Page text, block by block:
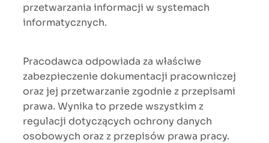
przetwarzania informacji w systemach
informatycznych.
Pracodawca odpowiada za właściwe
zabezpieczenie dokumentacji pracowniczej
oraz jej przetwarzanie zgodnie z przepisami
prawa. Wynika to przede wszystkim z
regulacji dotyczących ochrony danych
osobowych oraz z przepisów prawa pracy.